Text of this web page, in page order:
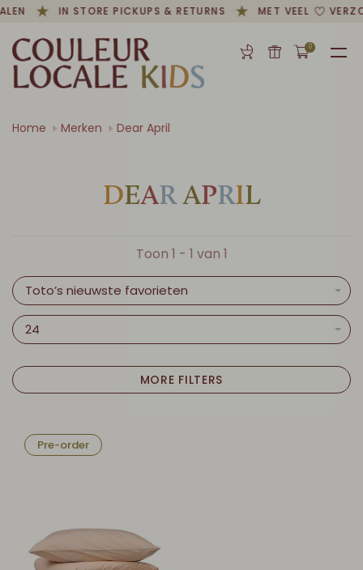
IN STORE PICKUPS & RETURNS MET VEEL
0
Home Merken Dear April
DEARAPRIL
Toon 1 - 1 van 1
Toto’s nieuwste favorieten
24
MORE FILTERS
Pre-order